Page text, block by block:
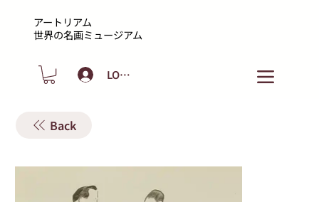
アートリアム
​世界の名画ミュージアム
LOGIN
Back